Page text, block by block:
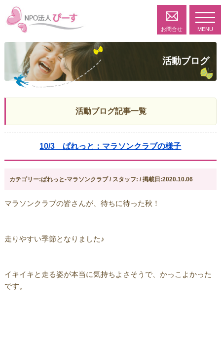
お問合せ MENU
活動ブログ
活動ブログ記事一覧
10/3 ぱれっと：マラソンクラブの様子
カテゴリー:ぱれっと-マラソンクラブ / スタッフ: / 掲載日:2020.10.06
マラソンクラブの皆さんが、待ちに待った秋！
走りやすい季節となりました♪
イキイキと走る姿が本当に気持ちよさそうで、かっこよかった
です。